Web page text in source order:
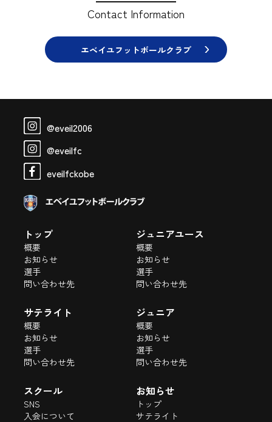
Contact Information
エベイユフットボールクラブ
@eveil2006
@eveilfc
eveilfckobe
トップ
概要
お知らせ
選手
問い合わせ先
ジュニアユース
概要
お知らせ
選手
問い合わせ先
サテライト
概要
お知らせ
選手
問い合わせ先
ジュニア
概要
お知らせ
選手
問い合わせ先
スクール
SNS
入会について
お知らせ
トップ
サテライト